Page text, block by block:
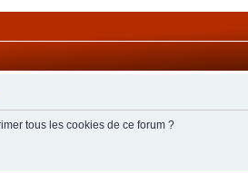
tous les cookies de ce forum ?